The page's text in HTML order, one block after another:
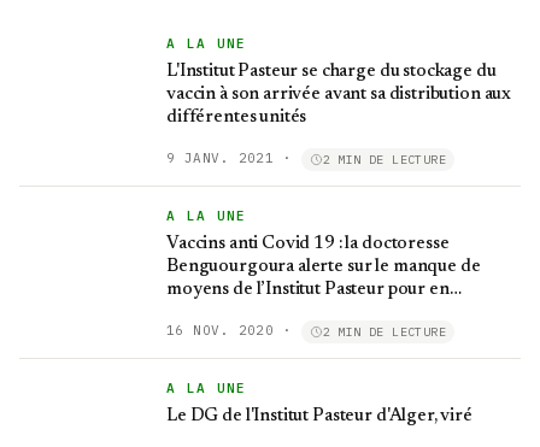
A LA UNE
L'Institut Pasteur se charge du stockage du
vaccin à son arrivée avant sa distribution aux
différentes unités
9 JANV. 2021 · 2 MIN DE LECTURE
A LA UNE
Vaccins anti Covid 19 : la doctoresse
Benguourgoura alerte sur le manque de
moyens de l’Institut Pasteur pour en
16 NOV. 2020 · 2 MIN DE LECTURE
A LA UNE
Le DG de l'Institut Pasteur d'Alger, viré